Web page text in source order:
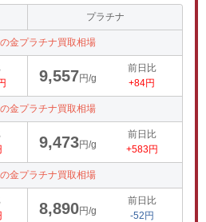
プラチナ
金プラチナ買取相場
9,557円/g
前日比
+84円
金プラチナ買取相場
9,473円/g
前日比
+583円
金プラチナ買取相場
8,890円/g
前日比
-52円